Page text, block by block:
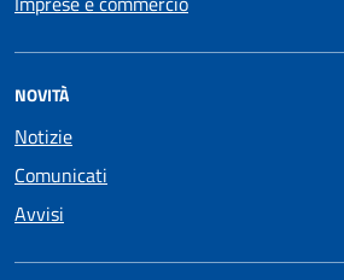
NOVITÀ
Notizie
Comunicati
Avvisi